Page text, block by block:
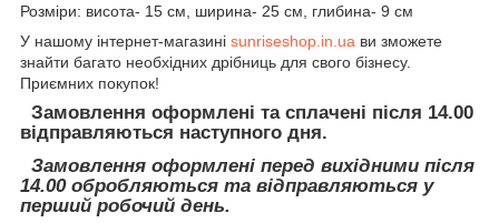
Розміри: висота- 15 см, ширина- 25 см, глибина- 9 см
У нашому інтернет-магазині sunriseshop.in.ua ви зможете
знайти багато необхідних дрібниць для свого бізнесу.
Приємних покупок!
Замовлення оформлені та сплачені після 14.00
відправляються наступного дня.
Замовлення оформлені перед вихідними після
14.00 обробляються та відправляються у
перший робочий день.